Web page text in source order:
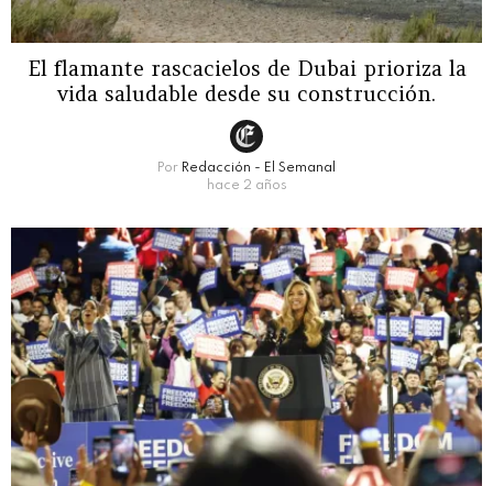
El flamante rascacielos de Dubai prioriza la
vida saludable desde su construcción.
Por Redacción - El Semanal
hace 2 años